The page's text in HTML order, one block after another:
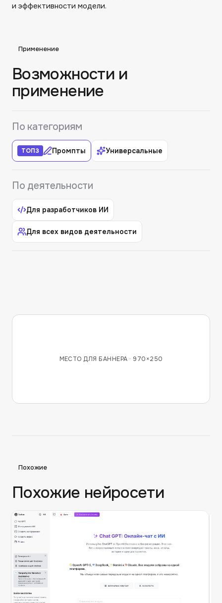
и эффективности модели.
Применение
Возможности и
применение
По категориям
ТОП3 Промпты Универсальные
По деятельности
Для разработчиков ИИ
Для всех видов деятельности
МЕСТО ДЛЯ БАННЕРА · 970×250
Похожие
Похожие нейросети